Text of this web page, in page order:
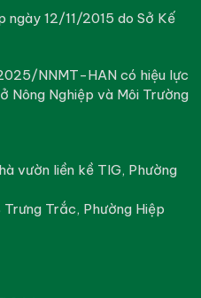
12/11/2015 do Sở Kế
NNMT-HAN có hiệu lực
Nghiệp và Môi Trường
vườn liền kề TIG, Phường
Trưng Trắc, Phường Hiệp